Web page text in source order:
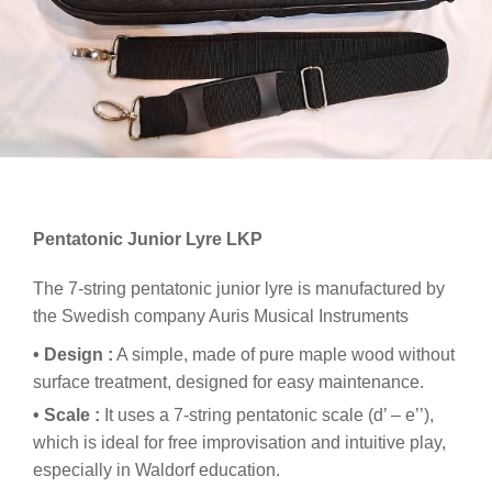
Pentatonic Junior Lyre LKP
The 7-string pentatonic junior lyre is manufactured by
the Swedish company Auris Musical Instruments
• Design : A simple, made of pure maple wood without
surface treatment, designed for easy maintenance.
• Scale : It uses a 7-string pentatonic scale (d’ – e’’),
which is ideal for free improvisation and intuitive play,
especially in Waldorf education.